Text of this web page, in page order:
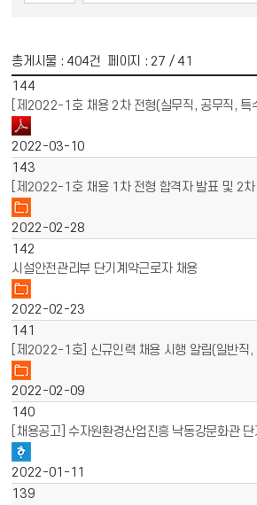
총게시물 : 404건 페이지 : 27 / 41
144
[제2022-1호 채용 2차 전형(실무직, 공무직, 특
2022-03-10
143
[제2022-1호 채용 1차 전형 합격자 발표 및 2차
2022-02-28
142
시설안전관리부 단기계약근로자 채용
2022-02-23
141
[제2022-1호] 신규인력 채용 시행 알림(일반직,
2022-02-09
140
[채용공고] 수자원환경산업진흥 낙동강문화관
2022-01-11
139